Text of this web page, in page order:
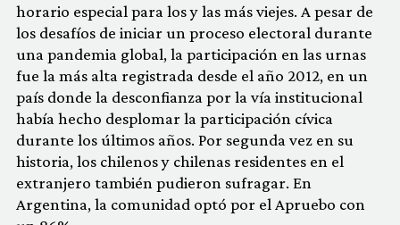
horario especial para los y las más viejes. A pesar de
los desafíos de iniciar un proceso electoral durante
una pandemia global, la participación en las urnas
fue la más alta registrada desde el año 2012, en un
país donde la desconfianza por la vía institucional
había hecho desplomar la participación cívica
durante los últimos años. Por segunda vez en su
historia, los chilenos y chilenas residentes en el
extranjero también pudieron sufragar. En
Argentina, la comunidad optó por el Apruebo con